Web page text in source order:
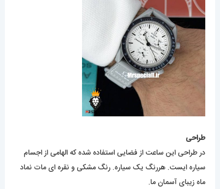
طراحی
در طراحی این ساعت از فضایی استفاده شده که الهامی از اجسام
سیاره ایست. هررنگ یک سیاره. رنگ مشکی و نقره ای مات نماد
ماه زیبای آسمان ما.